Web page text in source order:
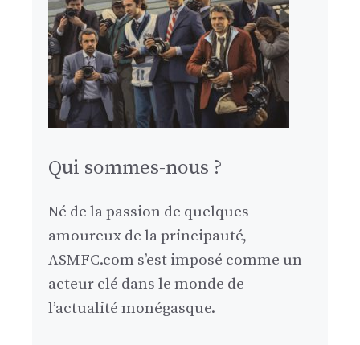
Qui sommes-nous ?
Né de la passion de quelques
amoureux de la principauté,
ASMFC.com s’est imposé comme un
acteur clé dans le monde de
l’actualité monégasque.